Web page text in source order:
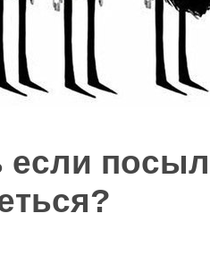
если